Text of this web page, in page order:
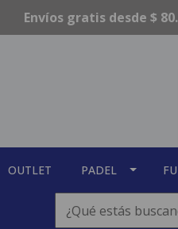
Envíos gratis desde $
OUTLET PADEL